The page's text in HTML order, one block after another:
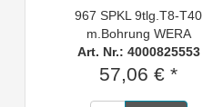
967 SPKL 9tlg.T8-T40
m.Bohrung WERA
Art. Nr.: 4000825553
57,06 € *